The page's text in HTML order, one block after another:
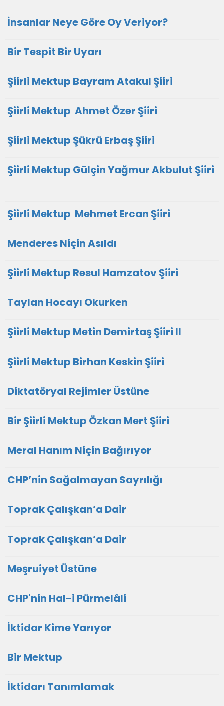
İnsanlar Neye Göre Oy Veriyor?
Bir Tespit Bir Uyarı
Şiirli Mektup Bayram Atakul Şiiri
Şiirli Mektup Ahmet Özer Şiiri
Şiirli Mektup Şükrü Erbaş Şiiri
Şiirli Mektup Gülçin Yağmur Akbulut Şiiri
Şiirli Mektup Mehmet Ercan Şiiri
Menderes Niçin Asıldı
Şiirli Mektup Resul Hamzatov Şiiri
Taylan Hocayı Okurken
Şiirli Mektup Metin Demirtaş Şiiri II
Şiirli Mektup Birhan Keskin Şiiri
Diktatöryal Rejimler Üstüne
Bir Şiirli Mektup Özkan Mert Şiiri
Meral Hanım Niçin Bağırıyor
CHP’nin Sağalmayan Sayrılığı
Toprak Çalışkan’a Dair
Toprak Çalışkan’a Dair
Meşruiyet Üstüne
CHP'nin Hal-i Pürmelâli
İktidar Kime Yarıyor
Bir Mektup
İktidarı Tanımlamak